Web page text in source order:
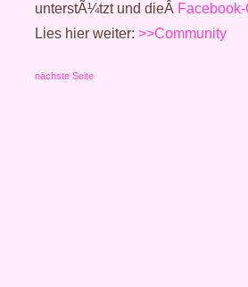
unterstÃ¼tzt und dieÂ
Lies hier weiter:>>Community
nächste Seite